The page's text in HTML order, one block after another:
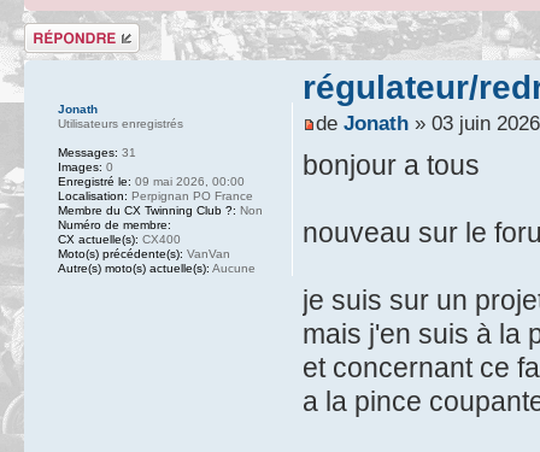
Répondre
régulateur/
de Jonath» 03 juin
bonjour a tous
nouveau sur le
je suis sur un
mais j'en suis à la
et concernant ce
a la pince
Jonath
Utilisateurs enregistrés
Messages: 31
Images: 0
Enregistré le: 09 mai 2026, 00:00
Localisation: Perpignan PO France
Membre du CX Twinning Club ?: Non
Numéro de membre:
CX actuelle(s): CX400
Moto(s) précédente(s): VanVan
Autre(s) moto(s) actuelle(s): Aucune